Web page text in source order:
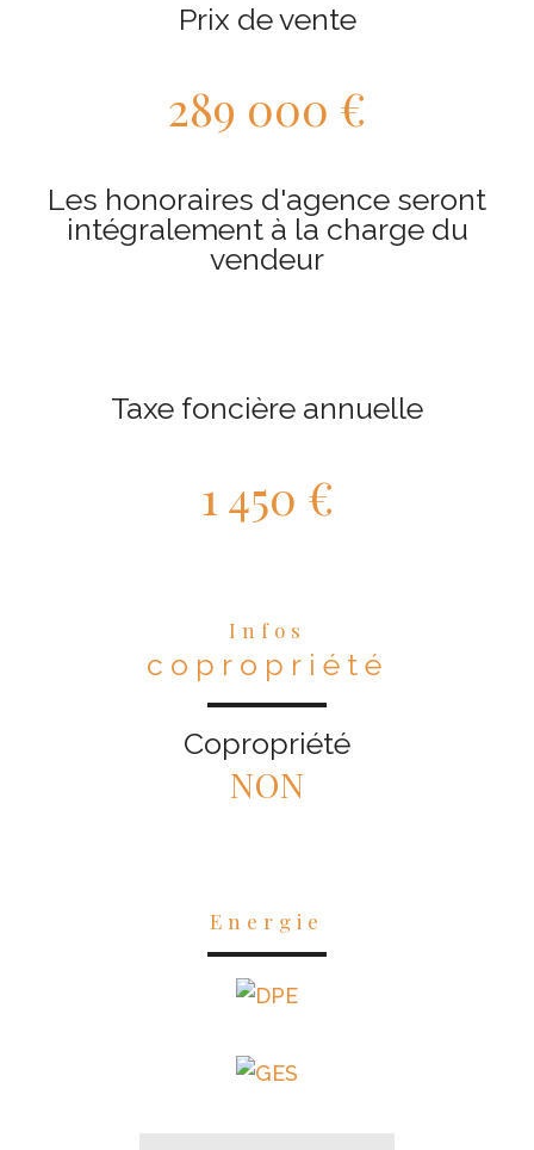
Prix de vente
289 000 €
Les honoraires d'agence seront
intégralement à la charge du
vendeur
Taxe foncière annuelle
1 450 €
Infos
copropriété
Copropriété
NON
Energie